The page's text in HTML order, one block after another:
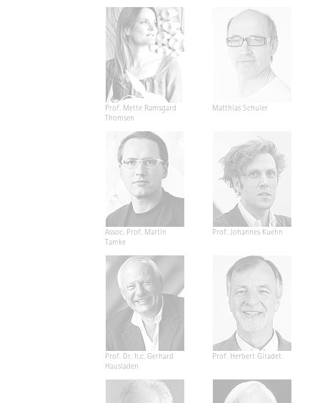
Prof. Mette Ramsgard
Thomsen
Matthias Schuler
Assoc. Prof. Martin
Tamke
Prof. Johannes Kuehn
Prof. Dr. h.c. Gerhard
Hausladen
Prof. Herbert Giradet